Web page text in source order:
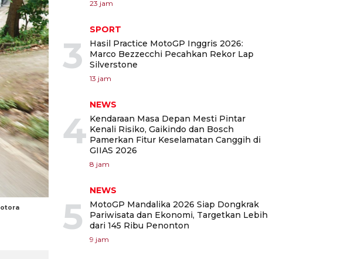
23 jam
3
SPORT
Hasil Practice MotoGP Inggris 2026:
Marco Bezzecchi Pecahkan Rekor Lap
Silverstone
13 jam
4
NEWS
Kendaraan Masa Depan Mesti Pintar
Kenali Risiko, Gaikindo dan Bosch
Pamerkan Fitur Keselamatan Canggih di
GIIAS 2026
8 jam
5
NEWS
MotoGP Mandalika 2026 Siap Dongkrak
Pariwisata dan Ekonomi, Targetkan Lebih
dari 145 Ribu Penonton
9 jam